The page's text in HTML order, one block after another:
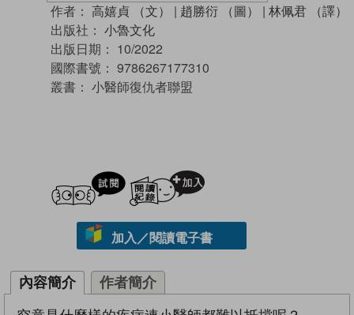
作者： 高嬉貞 （文） | 趙勝衍 （圖） | 林佩君 （譯）
出版社： 小魯文化
出版日期： 10/2022
國際書號： 9786267177310
叢書： 小醫師復仇者聯盟
試閲
加入／閱讀電子書
內容簡介 作者簡介